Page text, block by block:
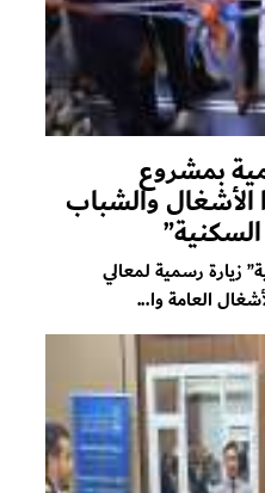
بمشروع
الأشغال والشباب
زيارة رسمية لمعالي
العامة وا...